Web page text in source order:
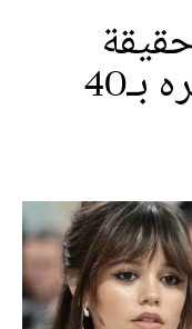
ارتباطه بممثلة تصغره بـ40